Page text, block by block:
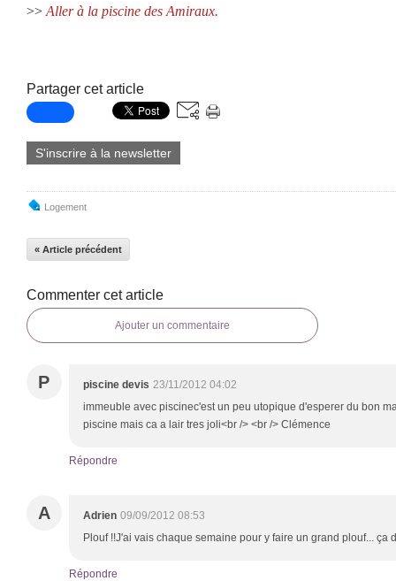
>> Aller à la piscine des Amiraux.
Partager cet article
S'inscrire à la newsletter
Logement
« Article précédent
Commenter cet article
Ajouter un commentaire
P piscine devis 23/11/2012 04:02
immeuble avec piscinec'est un peu utopique d'esperer du bon
piscine mais ca a lair tres joli<br /> <br /> Clémence
Répondre
A Adrien 09/09/2012 08:53
Plouf !!J'ai vais chaque semaine pour y faire un grand plouf... ça
Répondre